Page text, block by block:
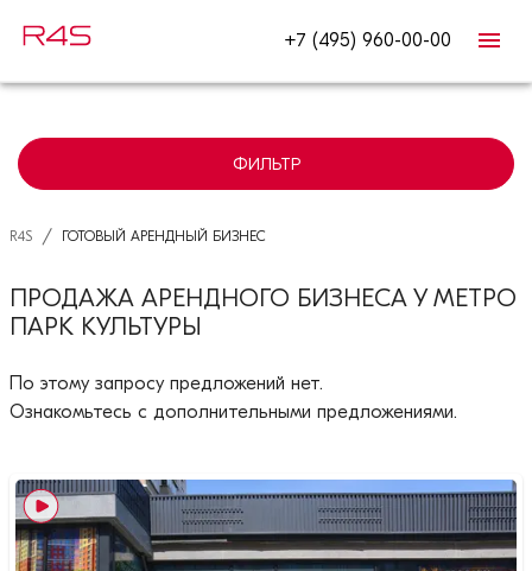
+7 (495) 960-00-00
ФИЛЬТР
R4S / ГОТОВЫЙ АРЕНДНЫЙ БИЗНЕС
ПРОДАЖА АРЕНДНОГО БИЗНЕСА У МЕТРО
ПАРК КУЛЬТУРЫ
По этому запросу предложений нет.
Ознакомьтесь с дополнительными предложениями.